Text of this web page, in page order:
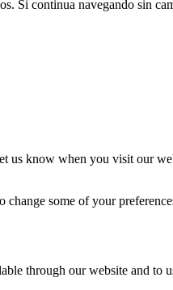
Si continua navegando sin
us know when you visit our
some of your
through our website and to